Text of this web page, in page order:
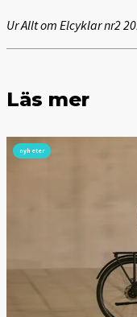
Ur Allt om Elcyklar nr2
Läs mer
nyheter